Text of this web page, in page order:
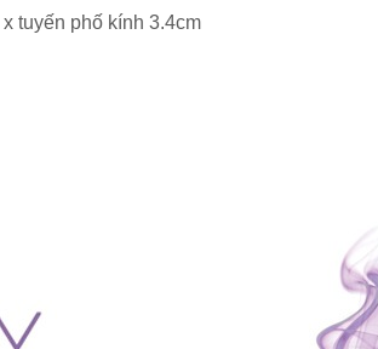
tuyến phố kính 3.4cm